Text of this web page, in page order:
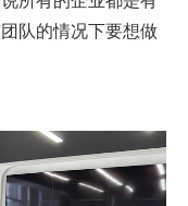
队的情况下要想做